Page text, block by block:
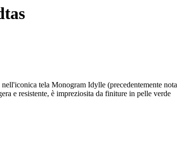
tela Monogram Idylle (precedentemente nota
e resistente, è impreziosita da finiture in pelle verde
principale foderato in tessuto coordinato.